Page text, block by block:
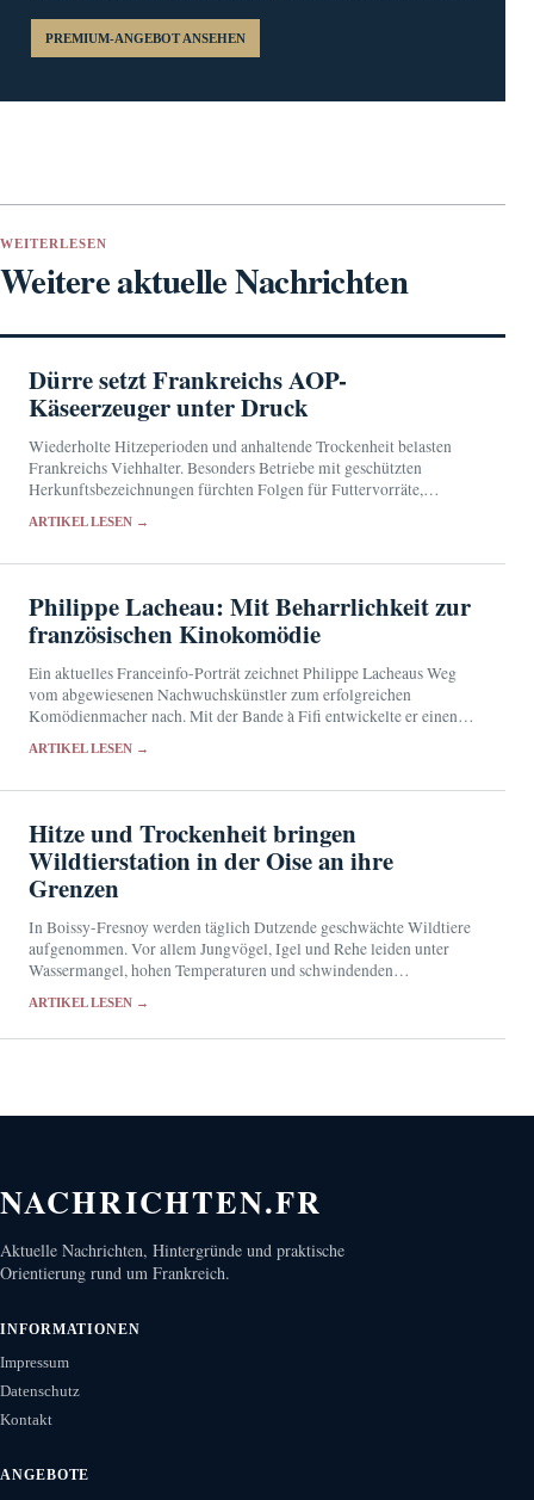
PREMIUM-ANGEBOT ANSEHEN
WEITERLESEN
Weitere aktuelle Nachrichten
Dürre setzt Frankreichs AOP-
Käseerzeuger unter Druck
Wiederholte Hitzeperioden und anhaltende Trockenheit belasten
Frankreichs Viehhalter. Besonders Betriebe mit geschützten
Herkunftsbezeichnungen fürchten Folgen für Futtervorräte,
ARTIKEL LESEN →
Philippe Lacheau: Mit Beharrlichkeit zur
französischen Kinokomödie
Ein aktuelles Franceinfo-Porträt zeichnet Philippe Lacheaus Weg
vom abgewiesenen Nachwuchskünstler zum erfolgreichen
Komödienmacher nach. Mit der Bande à Fifi entwickelte er einen
ARTIKEL LESEN →
Hitze und Trockenheit bringen
Wildtierstation in der Oise an ihre
Grenzen
In Boissy-Fresnoy werden täglich Dutzende geschwächte Wildtiere
aufgenommen. Vor allem Jungvögel, Igel und Rehe leiden unter
Wassermangel, hohen Temperaturen und schwindenden
ARTIKEL LESEN →
NACHRICHTEN.FR
Aktuelle Nachrichten, Hintergründe und praktische
Orientierung rund um Frankreich.
INFORMATIONEN
Impressum
Datenschutz
Kontakt
ANGEBOTE